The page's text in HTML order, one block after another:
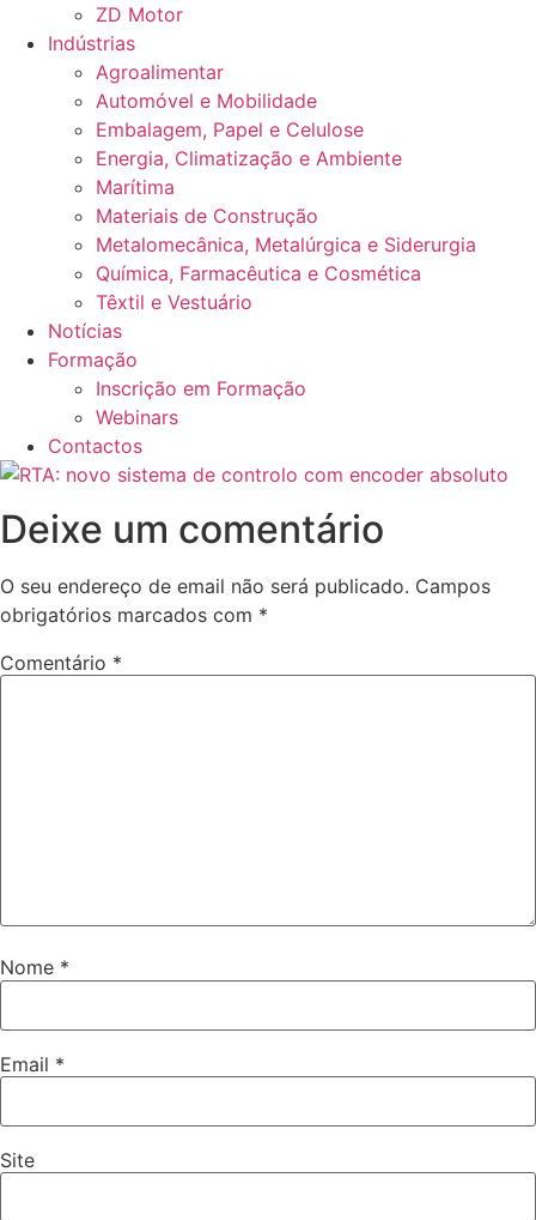
ZD Motor
Indústrias
Agroalimentar
Automóvel e Mobilidade
Embalagem, Papel e Celulose
Energia, Climatização e Ambiente
Marítima
Materiais de Construção
Metalomecânica, Metalúrgica e Siderurgia
Química, Farmacêutica e Cosmética
Têxtil e Vestuário
Notícias
Formação
Inscrição em Formação
Webinars
Contactos
Deixe um comentário
O seu endereço de email não será publicado. Campos
obrigatórios marcados com *
Comentário *
Nome *
Email *
Site